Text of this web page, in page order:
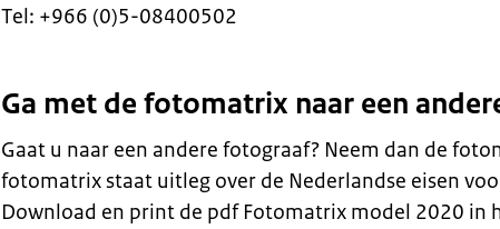
Tel: +966 (0)5-08400502
Ga met de fotomatrix naar een
Gaat u naar een andere fotograaf? Neem dan de
fotomatrix staat uitleg over de Nederlandse eisen
Download en print de pdf Fotomatrix model 2020 in